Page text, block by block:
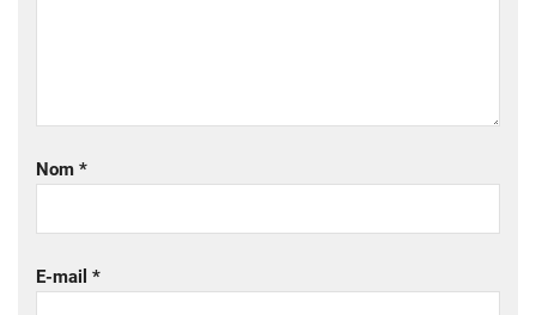
Nom *
E-mail *